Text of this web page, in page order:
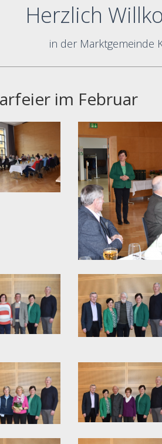
Herzlich
in der Marktgemeinde
im Februar